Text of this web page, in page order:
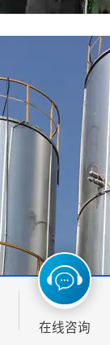
在线咨询